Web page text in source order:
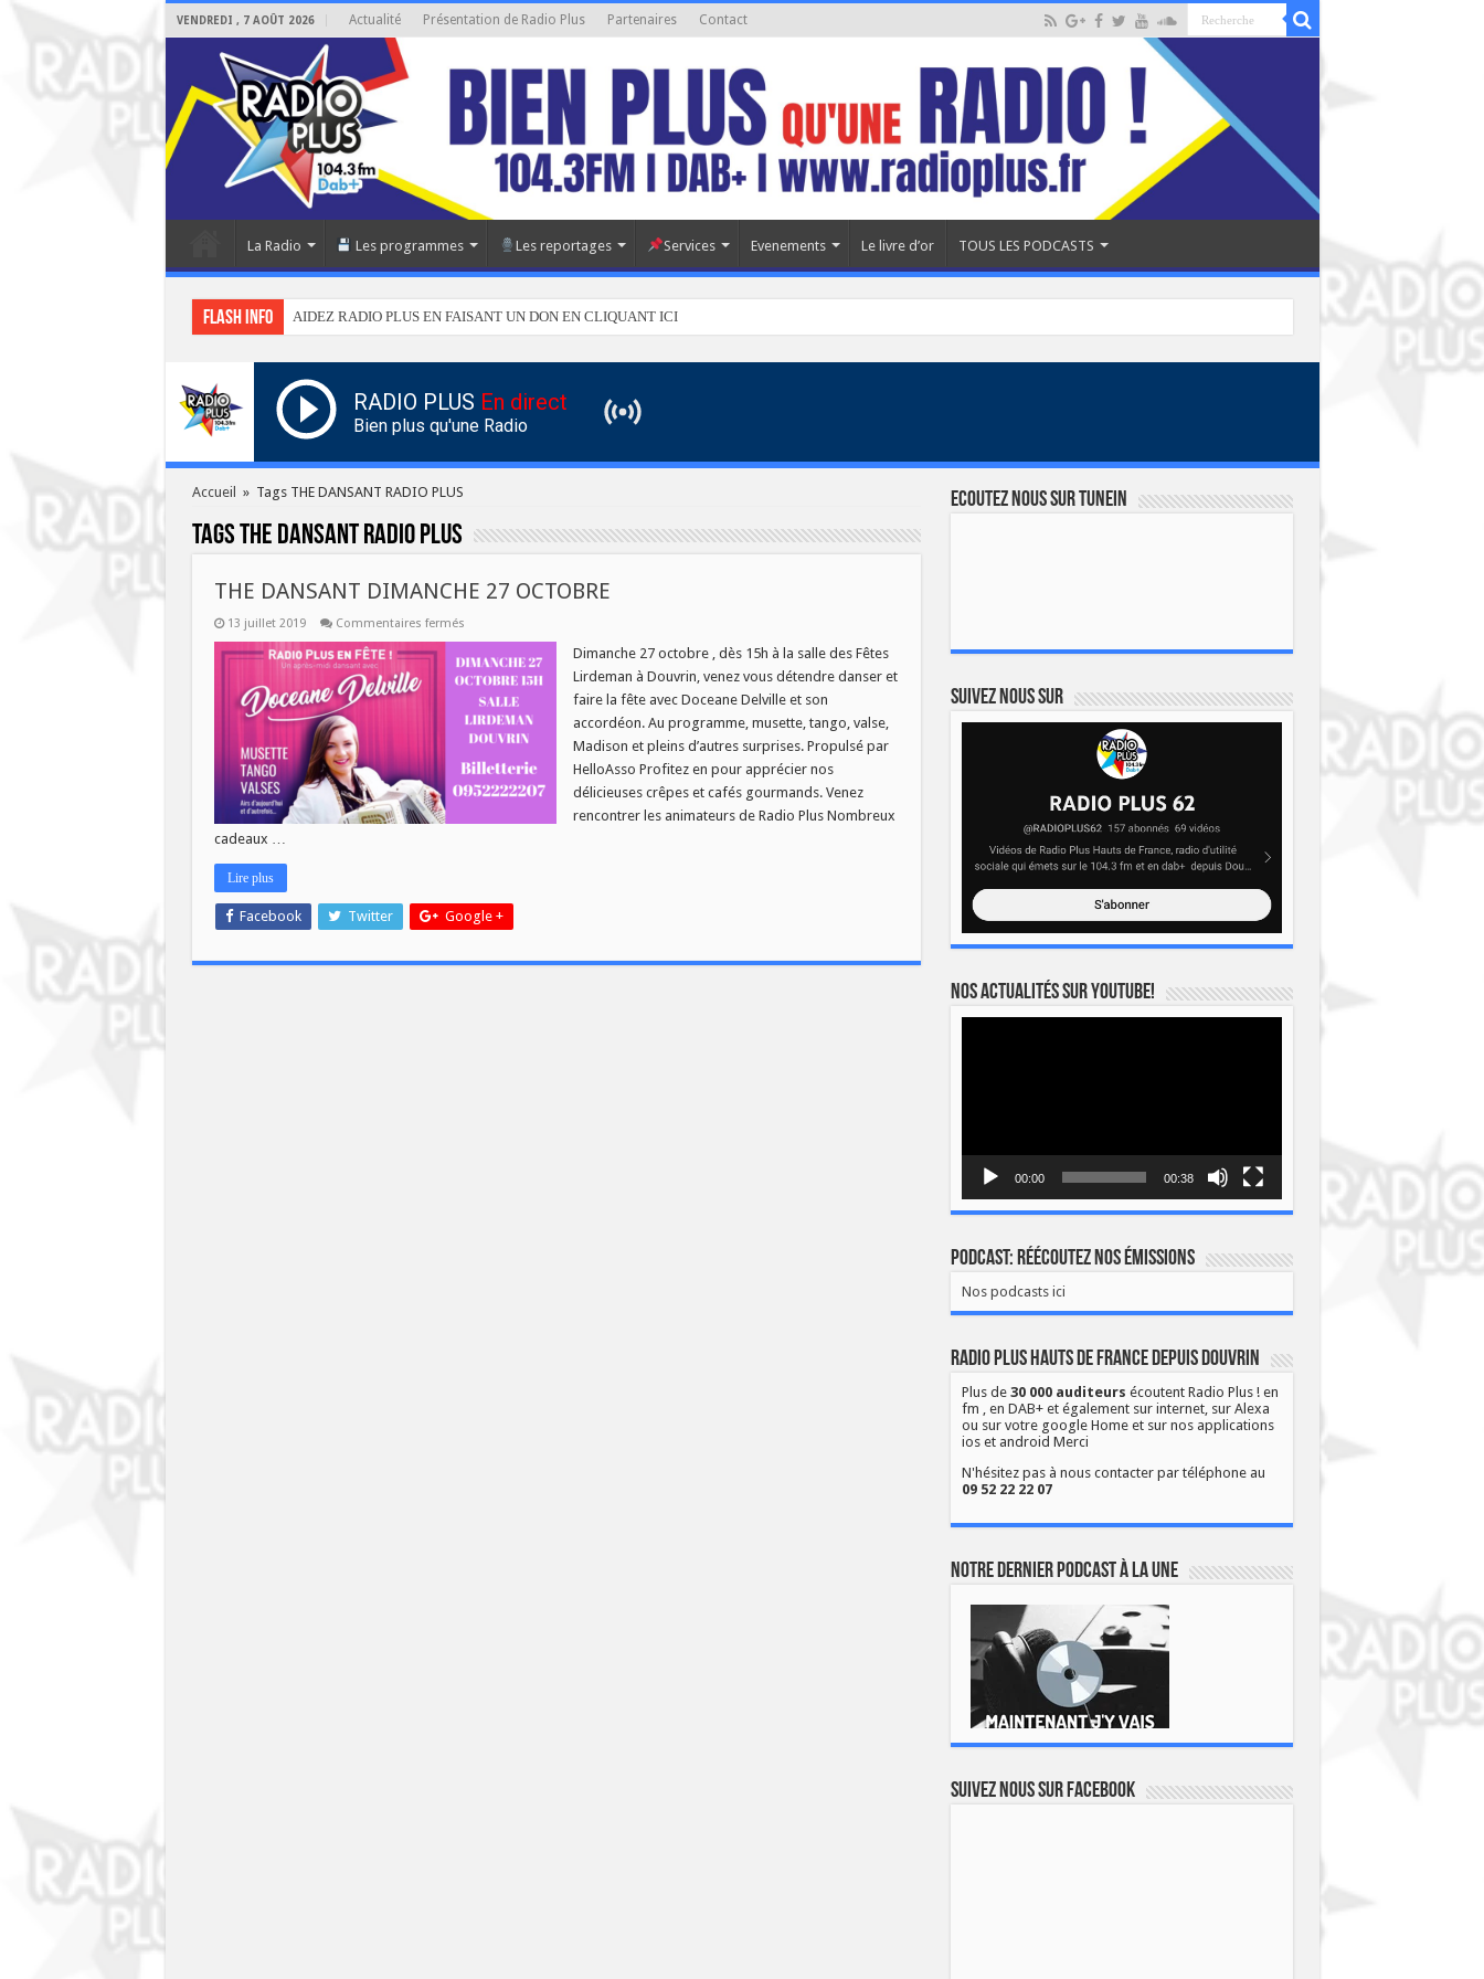
VENDREDI , 7 AOÛT 2026 Actualité Présentation de Radio Plus Partenaires Contact
La Radio Les programmes Les reportages Services Evenements Le livre d’or TOUS LES PODCASTS
Flash info AIDEZ RADIO PLUS EN FAISANT UN DON EN CLIQUANT ICI
RADIO PLUS En direct
Bien plus qu'une Radio
Accueil » Tags THE DANSANT RADIO PLUS
TagsTHE DANSANT RADIO PLUS
THE DANSANT DIMANCHE 27 OCTOBRE
13 juillet 2019 Commentaires ferméssur
DIMANCHE
27
OCTOBRE
Dimanche 27 octobre , dès 15h à la salle des Fêtes
Lirdeman à Douvrin, venez vous détendre danser et
faire la fête avec Doceane Delville et son
accordéon. Au programme, musette, tango, valse,
Madison et pleins d’autres surprises. Propulsé par
HelloAsso Profitez en pour apprécier nos
délicieuses crêpes et cafés gourmands. Venez
rencontrer les animateurs de Radio Plus Nombreux
cadeaux …
Lire plus
Facebook Twitter Google +
Ecoutez nous sur TuneIn
Suivez nous sur
Nos actualités sur YOUTUBE!
00:00 00:38
Podcast: Réécoutez nos émissions
Nos podcasts ici
Radio Plus Hauts de France depuis Douvrin
Plus de 30 000 auditeurs écoutent Radio Plus ! en
fm , en DAB+ et également sur internet, sur Alexa
ou sur votre google Home et sur nos applications
ios et android Merci
N'hésitez pas à nous contacter par téléphone au
09 52 22 22 07
Notre dernier podcast à la une
Suivez nous sur Facebook